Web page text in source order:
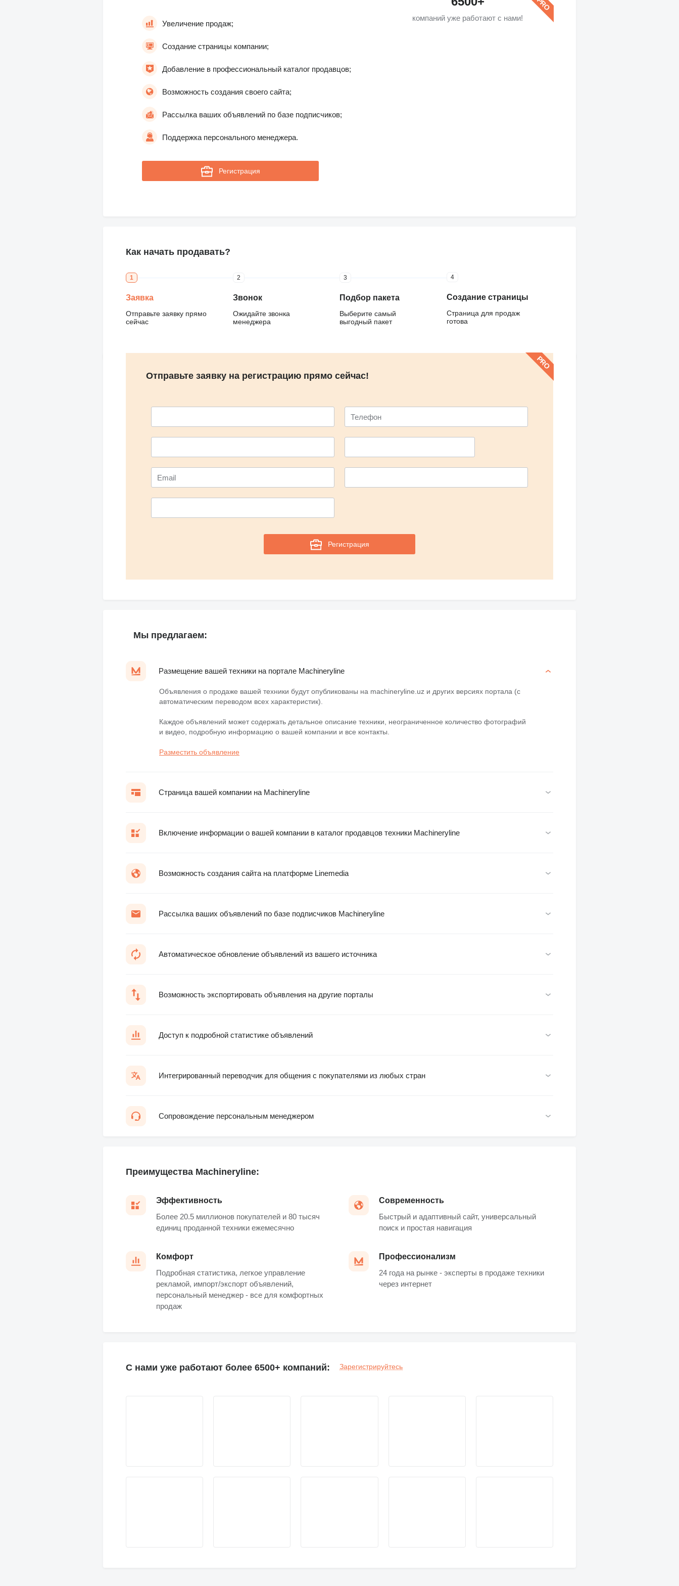
Увеличение продаж;
Создание страницы компании;
Добавление в профессиональный каталог продавцов;
Возможность создания своего сайта;
Рассылка ваших объявлений по базе подписчиков;
Поддержка персонального менеджера.
Регистрация
компаний уже работают с нами!
Как начать продавать?
1
Заявка
Отправьте заявку прямо
сейчас
2
Звонок
Ожидайте звонка
менеджера
3
Подбор пакета
Выберите самый
выгодный пакет
4
Создание страницы
Страница для продаж
готова
Отправьте заявку на регистрацию прямо сейчас!
Регистрация
Мы предлагаем:
Размещение вашей техники на портале Machineryline
Объявления о продаже вашей техники будут опубликованы на machineryline.uz и других версиях портала (с
автоматическим переводом всех характеристик).
Каждое объявлений может содержать детальное описание техники, неограниченное количество фотографий
и видео, подробную информацию о вашей компании и все контакты.
Разместить объявление
Страница вашей компании на Machineryline
Включение информации о вашей компании в каталог продавцов техники Machineryline
Возможность создания сайта на платформе Linemedia
Рассылка ваших объявлений по базе подписчиков Machineryline
Автоматическое обновление объявлений из вашего источника
Возможность экспортировать объявления на другие порталы
Доступ к подробной статистике объявлений
Интегрированный переводчик для общения с покупателями из любых стран
Сопровождение персональным менеджером
Преимущества Machineryline:
Эффективность
Более 20.5 миллионов покупателей и 80 тысяч
единиц проданной техники ежемесячно
Современность
Быстрый и адаптивный сайт, универсальный
поиск и простая навигация
Комфорт
Подробная статистика, легкое управление
рекламой, импорт/экспорт объявлений,
персональный менеджер - все для комфортных
продаж
Профессионализм
24 года на рынке - эксперты в продаже техники
через интернет
С нами уже работают более 6500+ компаний: Зарегистрируйтесь